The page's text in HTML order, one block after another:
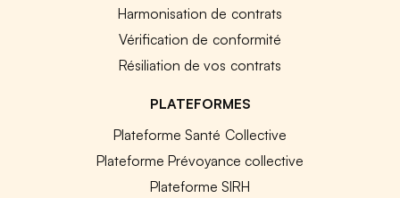
Harmonisation de contrats
Vérification de conformité
Résiliation de vos contrats
PLATEFORMES
Plateforme Santé Collective
Plateforme Prévoyance collective
Plateforme SIRH